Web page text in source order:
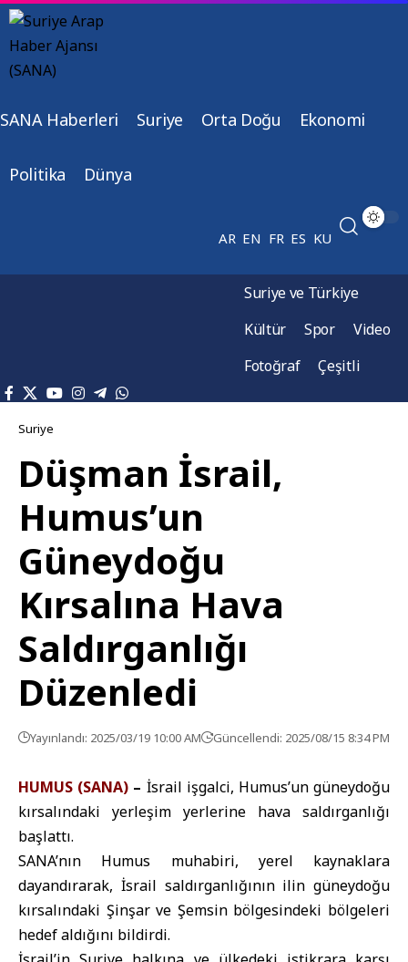
SANA Haberleri Suriye Orta Doğu Ekonomi
Politika Dünya
AR EN FR ES KU
Suriye ve Türkiye
Kültür
Spor
Video
Fotoğraf
Çeşitli
Suriye
Düşman İsrail,
Humus’un
Güneydoğu
Kırsalına Hava
Saldırganlığı
Düzenledi
Yayınlandı: 2025/03/19 10:00 AM Güncellendi: 2025/08/15 8:34 PM
HUMUS (SANA) – İsrail işgalci, Humus’un güneydoğu
kırsalındaki yerleşim yerlerine hava saldırganlığı
başlattı.
SANA’nın Humus muhabiri, yerel kaynaklara
dayandırarak, İsrail saldırganlığının ilin güneydoğu
kırsalındaki Şinşar ve Şemsin bölgesindeki bölgeleri
hedef aldığını bildirdi.